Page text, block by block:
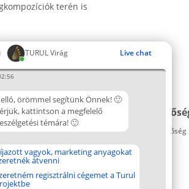
TURUL Virág Live chat
örömmel segítünk Önnek! 🙂
kattintson a megfelelő
témára! 🙂
vagyok, marketing anyagokat
átvenni
regisztrálni cégemet a Turul
terén is
S.R.L.
Ap. 13
53-238
425 71
Népszavazás
Nyertesek
díjazottak
Szabályok
Státusz
Elérhetőség